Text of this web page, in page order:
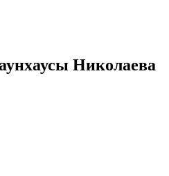
Николаева